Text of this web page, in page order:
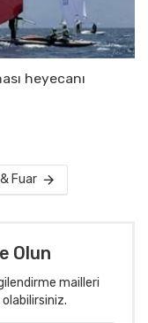
heyecanı
Fuar
Olun
mailleri